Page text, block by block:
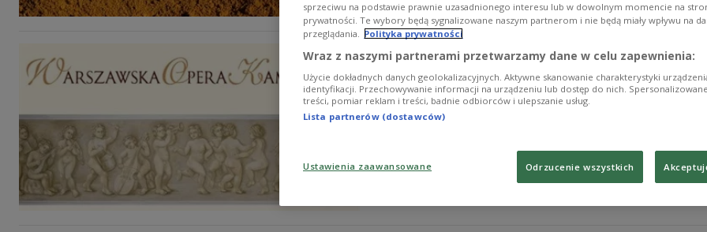
Co dalej z Warszawską Operą
Po ostatnich cięciach budżetowych fundusze WOK-u
tym czasie nie zostanie zagrane żadne przedstawienie.
Zobacz więcej na temat:
sprzeciwu na podstawie prawnie uzasadnionego interesu lub w dowolnym momencie na
prywatności. Te wybory będą sygnalizowane naszym partnerom i nie będą miały wpływu na
przeglądania. Polityka prywatności
Wraz z naszymi partnerami przetwarzamy dane w celu zapewnienia:
Użycie dokładnych danych geolokalizacyjnych. Aktywne skanowanie charakterystyki
identyfikacji. Przechowywanie informacji na urządzeniu lub dostęp do nich.
treści, pomiar reklam i treści, badnie odbiorców i ulepszanie usług.
Lista partnerów (dostawców)
Ustawienia zaawansowane Odrzucenie wszystkich